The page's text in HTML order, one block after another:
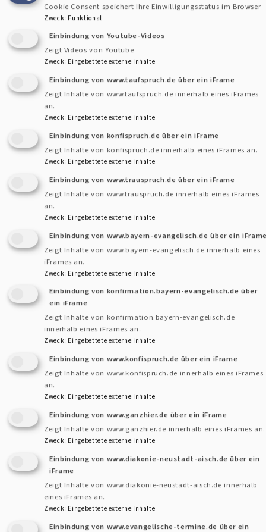
Mittelpunkt rücken sie dabei die christlichen und
gesellschaftlichen Werte wie „Menschenwürde“,
„Nächstenliebe“ und „Zusammenhalt“.
der bundesweiten Initiative mit. Landesbischof Christian
Kopp betont: „„Politisch und gesellschaftlich stehen wir
vor der großen Aufgabe, viele Lebensbereiche
zukunftsorientiert zu gestalten: Zuwanderung, Integration,
Sicherheit, Klimawandel, Wirtschaftswandel und soziale
Gerechtigkeit. Sie erfordern eine offene und intensive
Auseinandersetzung. Gerade demokratische Strukturen
bieten die besten Voraussetzungen, um für alle
zukunftsfähige Antworten zu finden. Deshalb ist es wichtig,
mit Herz und Verstand wählen zu gehen.“
Kurz: Wir setzen uns dafür ein, Herz und Verstand
zusammenzubringen, wenn wir gute Antworten auf
komplexe Fragen finden wollen.Mehr erfahren über die
Initiative Für Alle!
Bitte auch den Veranstaltungshinweis beachten!
Cookie Consent speichert Ihre Einwilligungsstatus im Browser
Zweck: Funktional
Einbindung von Youtube-Videos
Zeigt Videos von Youtube
Zweck: Eingebettete externe Inhalte
Einbindung von www.taufspruch.de über ein iFrame
Zeigt Inhalte von www.taufspruch.de innerhalb eines iFrames
an.
Zweck: Eingebettete externe Inhalte
Einbindung von konfispruch.de über ein iFrame
Zeigt Inhalte von konfispruch.de innerhalb eines iFrames an.
Zweck: Eingebettete externe Inhalte
Einbindung von www.trauspruch.de über ein iFrame
Zeigt Inhalte von www.trauspruch.de innerhalb eines iFrames
an.
Zweck: Eingebettete externe Inhalte
Einbindung von www.bayern-evangelisch.de über ein
Zeigt Inhalte von www.bayern-evangelisch.de innerhalb eines
iFrames an.
Zweck: Eingebettete externe Inhalte
Einbindung von konfirmation.bayern-evangelisch.de über
ein iFrame
Zeigt Inhalte von konfirmation.bayern-evangelisch.de
innerhalb eines iFrames an.
Zweck: Eingebettete externe Inhalte
Einbindung von www.konfispruch.de über ein iFrame
Zeigt Inhalte von www.konfispruch.de innerhalb eines iFrames
an.
Zweck: Eingebettete externe Inhalte
Einbindung von www.ganzhier.de über ein iFrame
Zeigt Inhalte von www.ganzhier.de innerhalb eines iFrames an.
Zweck: Eingebettete externe Inhalte
Einbindung von www.diakonie-neustadt-aisch.de über ein
iFrame
Zeigt Inhalte von www.diakonie-neustadt-aisch.de innerhalb
eines iFrames an.
Zweck: Eingebettete externe Inhalte
Einbindung von www.evangelische-termine.de über ein